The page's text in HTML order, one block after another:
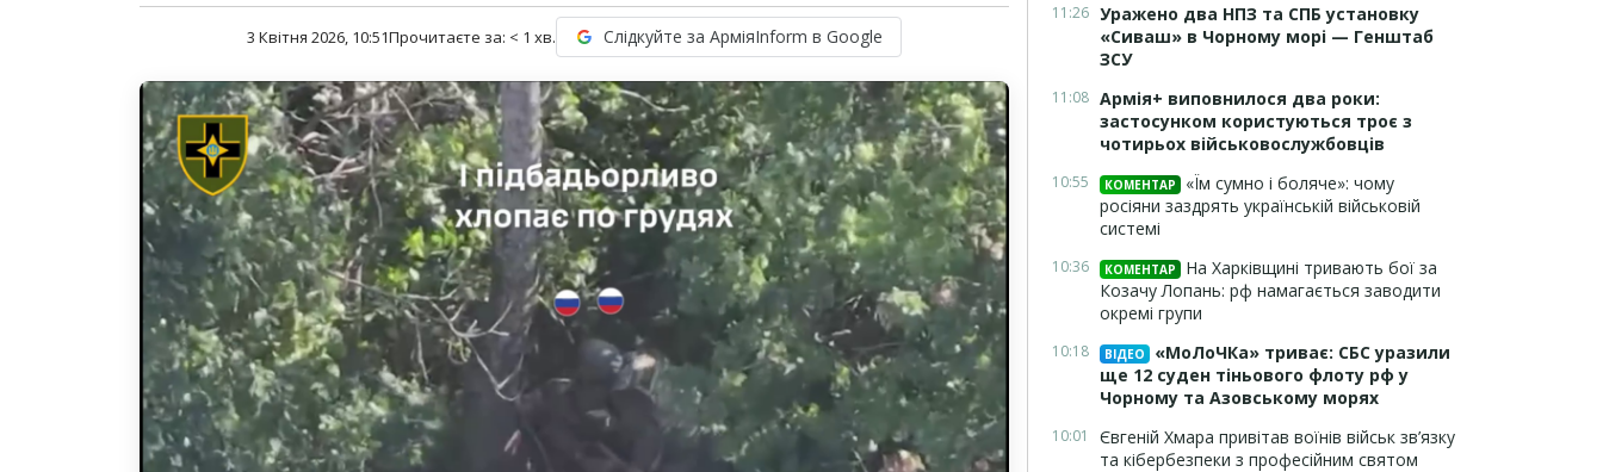
3 Квітня 2026, 10:51Прочитаєте за: < 1 хв. Слідкуйте за АрміяInform в Google
11:26 Уражено два НПЗ та СПБ установку
«Сиваш» в Чорному морі — Генштаб
ЗСУ
11:08 Армія+ виповнилося два роки:
застосунком користуються троє з
чотирьох військовослужбовців
10:55 КОМЕНТАР
«Їм сумно і боляче»: чому
росіяни заздрять українській військовій
системі
10:36 КОМЕНТАР
На Харківщині тривають бої за
Козачу Лопань: рф намагається заводити
окремі групи
10:18 ВІДЕО
«МоЛоЧКа» триває: СБС уразили
ще 12 суден тіньового флоту рф у
Чорному та Азовському морях
10:01
Євгеній Хмара привітав воїнів військ зв’язку
та кібербезпеки з професійним святом